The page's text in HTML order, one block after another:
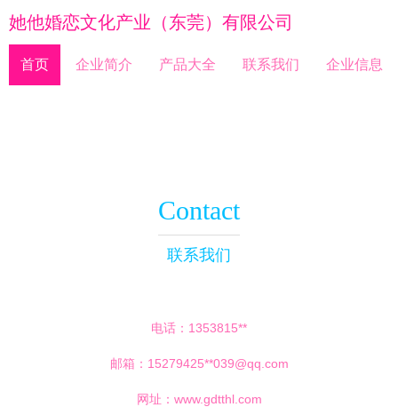
她他婚恋文化产业（东莞）有限公司
首页 企业简介 产品大全 联系我们 企业信息
Contact
联系我们
电话：1353815**
邮箱：15279425**039@qq.com
网址： www.gdtthl.com